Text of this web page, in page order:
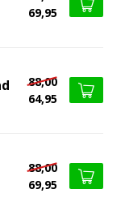
69,95
88,00
64,95
88,00
69,95